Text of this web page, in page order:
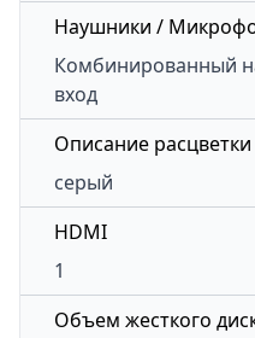
Наушники /
Комбинированный
вход
Описание расцветки
серый
HDMI
1
Объем жесткого